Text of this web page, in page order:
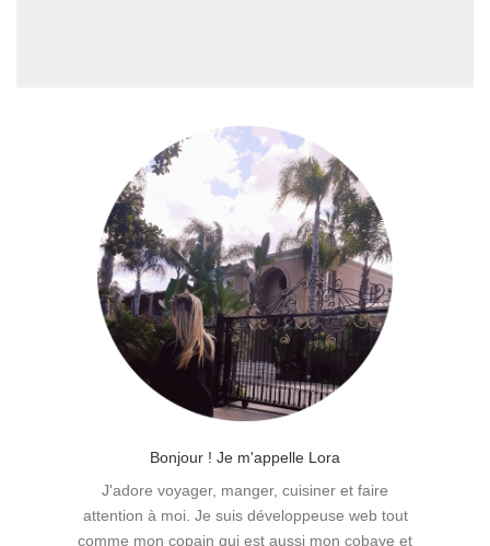
Bonjour ! Je m'appelle Lora
J'adore voyager, manger, cuisiner et faire
attention à moi. Je suis développeuse web tout
comme mon copain qui est aussi mon cobaye et